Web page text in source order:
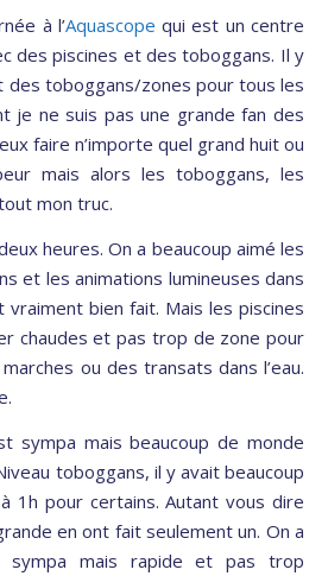
à l’Aquascope qui est un centre
des piscines et des toboggans. Il y
des toboggans/zones pour tous les
je ne suis pas une grande fan des
faire n’importe quel grand huit ou
mais alors les toboggans, les
mon truc.
heures. On a beaucoup aimé les
et les animations lumineuses dans
vraiment bien fait. Mais les piscines
chaudes et pas trop de zone pour
ou des transats dans l’eau.
sympa mais beaucoup de monde
toboggans, il y avait beaucoup
1h pour certains. Autant vous dire
en ont fait seulement un. On a
sympa mais rapide et pas trop